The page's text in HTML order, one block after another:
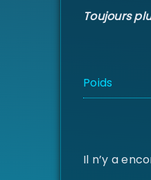
Toujours
Poids
Il n’y a